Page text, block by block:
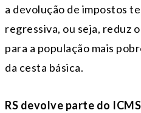
a devolução de impostos
regressiva, ou seja, reduz
para a população mais
da cesta básica.
RS devolve parte do ICMS